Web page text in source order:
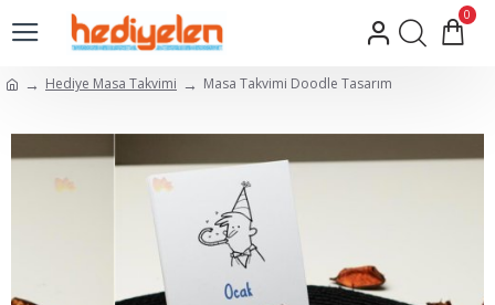
0
Hediye Masa Takvimi Masa Takvimi Doodle Tasarım